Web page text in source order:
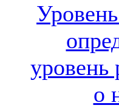
уровень
о